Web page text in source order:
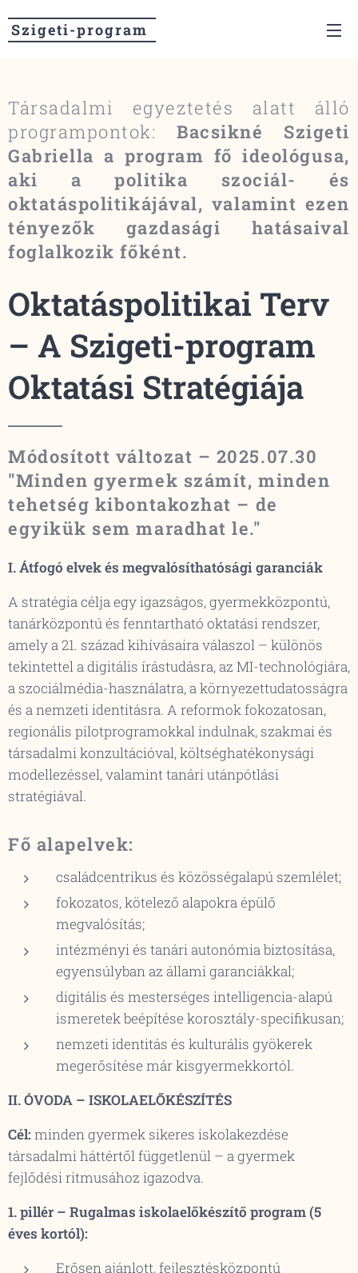
Szigeti-program
Társadalmi egyeztetés alatt álló
programpontok:Bacsikné Szigeti
Gabriella a program fő ideológusa,
aki a politika szociál- és
oktatáspolitikájával, valamint ezen
tényezők gazdasági hatásaival
foglalkozik főként.
Oktatáspolitikai Terv
– A Szigeti-program
Oktatási Stratégiája
Módosított változat – 2025.07.30
"Minden gyermek számít, minden
tehetség kibontakozhat – de
egyikük sem maradhat le."
I. Átfogó elvek és megvalósíthatósági garanciák
A stratégia célja egy igazságos, gyermekközpontú,
tanárközpontú és fenntartható oktatási rendszer,
amely a 21. század kihívásaira válaszol – különös
tekintettel a digitális írástudásra, az MI-technológiára,
a szociálmédia-használatra, a környezettudatosságra
és a nemzeti identitásra. A reformok fokozatosan,
regionális pilotprogramokkal indulnak, szakmai és
társadalmi konzultációval, költséghatékonysági
modellezéssel, valamint tanári utánpótlási
stratégiával.
Fő alapelvek:
családcentrikus és közösségalapú szemlélet;
fokozatos, kötelező alapokra épülő
megvalósítás;
intézményi és tanári autonómia biztosítása,
egyensúlyban az állami garanciákkal;
digitális és mesterséges intelligencia-alapú
ismeretek beépítése korosztály-specifikusan;
nemzeti identitás és kulturális gyökerek
megerősítése már kisgyermekkortól.
II. ÓVODA – ISKOLAELŐKÉSZÍTÉS
Cél:minden gyermek sikeres iskolakezdése
társadalmi háttértől függetlenül – a gyermek
fejlődési ritmusához igazodva.
1. pillér – Rugalmas iskolaelőkészítő program (5
éves kortól):
Erősen ajánlott, fejlesztésközpontú